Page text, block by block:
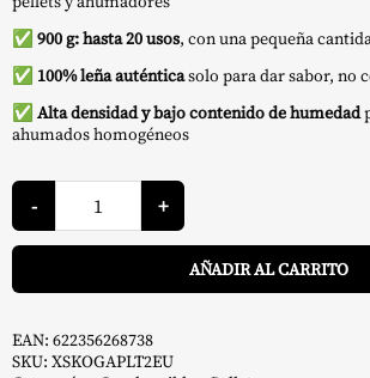
✅ 900 g: hasta 20 usos, con una pequeña
✅ 100% leña auténticasolo para dar sabor, no
✅ Alta densidad y bajo contenido de humedad
ahumados homogéneos
-
Pellets
Mezcla
Multiusos
900
g
Ninja
+
AÑADIR AL CARRITO
EAN: 622356268738
SKU: XSKOGAPLT2EU